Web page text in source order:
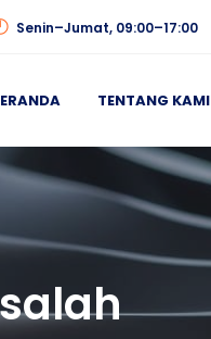
Senin–Jumat, 09:00–17:00
TENTANG KAMI